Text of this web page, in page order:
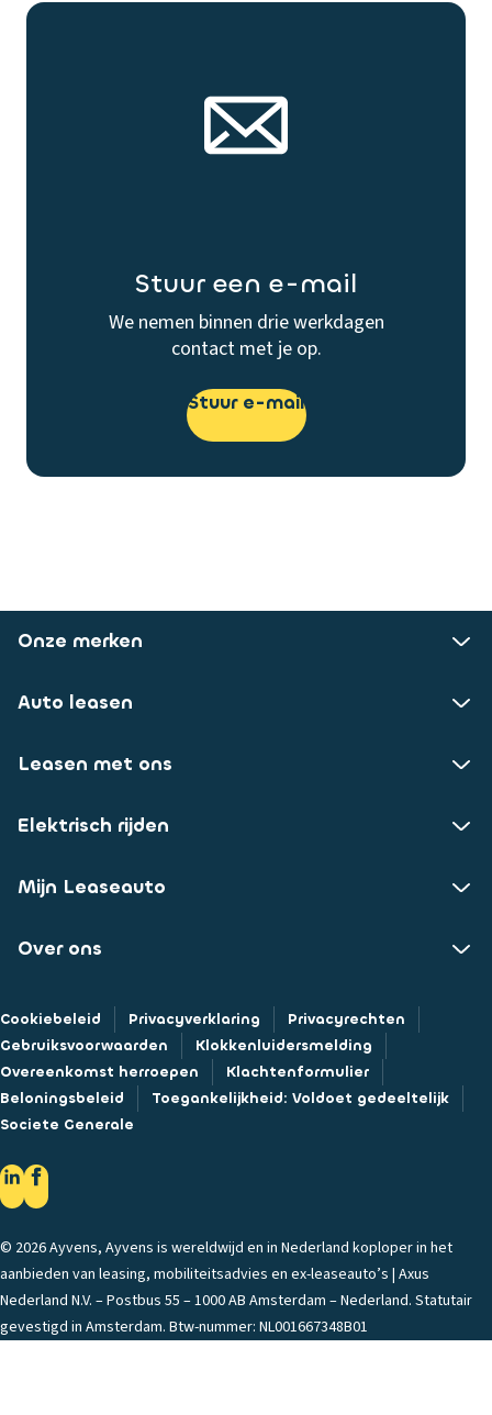
Stuur een e-mail
We nemen binnen drie werkdagen
contact met je op.
Stuur e-mail
Onze merken
Auto leasen
Leasen met ons
Elektrisch rijden
Mijn Leaseauto
Over ons
Cookiebeleid Privacyverklaring
Privacyrechten
Gebruiksvoorwaarden
Klokkenluidersmelding
Overeenkomst herroepen
Klachtenformulier
Beloningsbeleid
Toegankelijkheid: Voldoet gedeeltelijk
Societe Generale
© 2026 Ayvens, Ayvens is wereldwijd en in Nederland koploper in het
aanbieden van leasing, mobiliteitsadvies en ex-leaseauto’s | Axus
Nederland N.V. – Postbus 55 – 1000 AB Amsterdam – Nederland. Statutair
gevestigd in Amsterdam. Btw-nummer: NL001667348B01